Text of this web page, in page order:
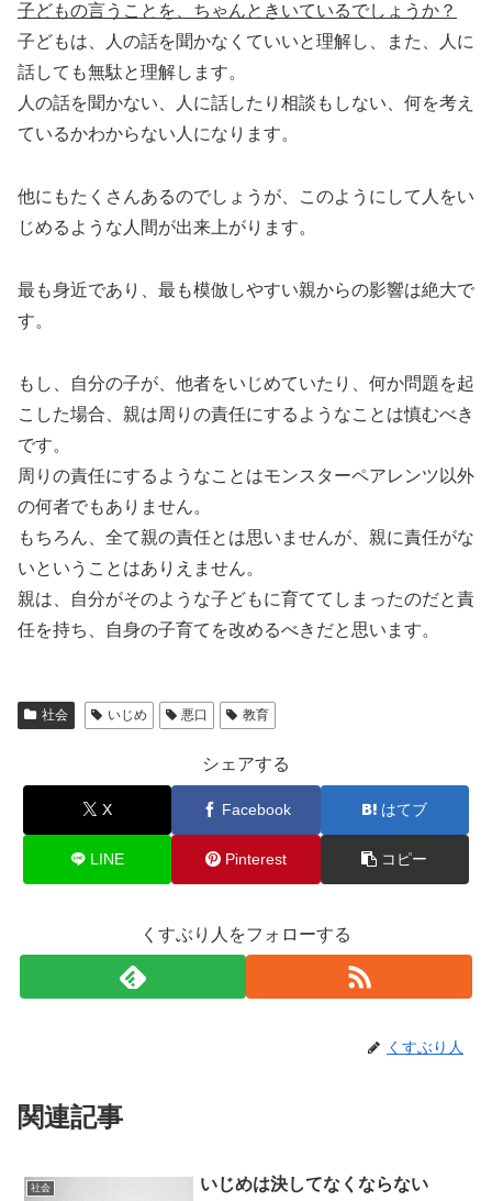
子どもの言うことを、ちゃんときいているでしょうか？
子どもは、人の話を聞かなくていいと理解し、また、人に
話しても無駄と理解します。
人の話を聞かない、人に話したり相談もしない、何を考え
ているかわからない人になります。
他にもたくさんあるのでしょうが、このようにして人をい
じめるような人間が出来上がります。
最も身近であり、最も模倣しやすい親からの影響は絶大で
す。
もし、自分の子が、他者をいじめていたり、何か問題を起
こした場合、親は周りの責任にするようなことは慎むべき
です。
周りの責任にするようなことはモンスターペアレンツ以外
の何者でもありません。
もちろん、全て親の責任とは思いませんが、親に責任がな
いということはありえません。
親は、自分がそのような子どもに育ててしまったのだと責
任を持ち、自身の子育てを改めるべきだと思います。
社会 いじめ 悪口 教育
シェアする
X Facebook はてブ
LINE Pinterest コピー
くすぶり人をフォローする
くすぶり人
関連記事
社会 いじめは決してなくならない